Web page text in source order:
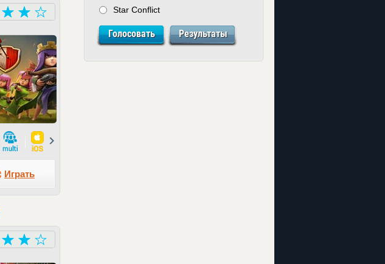
Играть
Star Conflict